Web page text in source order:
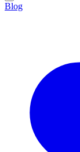
Blog